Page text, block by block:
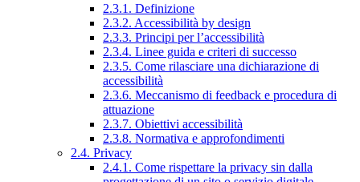
2.3.1. Definizione
2.3.2. Accessibilità by design
2.3.3. Principi per l’accessibilità
2.3.4. Linee guida e criteri di successo
2.3.5. Come rilasciare una dichiarazione di
accessibilità
2.3.6. Meccanismo di feedback e procedura di
attuazione
2.3.7. Obiettivi accessibilità
2.3.8. Normativa e approfondimenti
2.4. Privacy
2.4.1. Come rispettare la privacy sin dalla